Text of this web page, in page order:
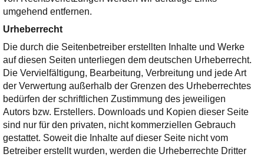
umgehend entfernen.
Urheberrecht
Die durch die Seitenbetreiber erstellten Inhalte und Werke
auf diesen Seiten unterliegen dem deutschen Urheberrecht.
Die Vervielfältigung, Bearbeitung, Verbreitung und jede Art
der Verwertung außerhalb der Grenzen des Urheberrechtes
bedürfen der schriftlichen Zustimmung des jeweiligen
Autors bzw. Erstellers. Downloads und Kopien dieser Seite
sind nur für den privaten, nicht kommerziellen Gebrauch
gestattet. Soweit die Inhalte auf dieser Seite nicht vom
Betreiber erstellt wurden, werden die Urheberrechte Dritter